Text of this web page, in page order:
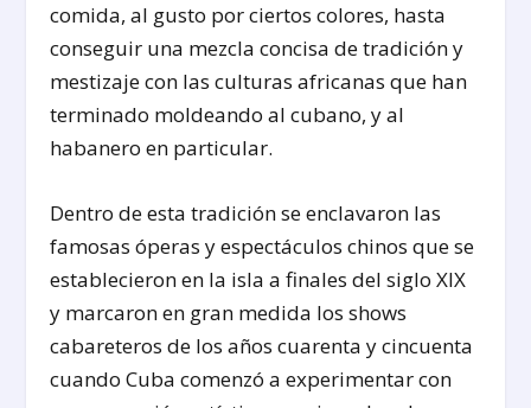
comida, al gusto por ciertos colores, hasta
conseguir una mezcla concisa de tradición y
mestizaje con las culturas africanas que han
terminado moldeando al cubano, y al
habanero en particular.
Dentro de esta tradición se enclavaron las
famosas óperas y espectáculos chinos que se
establecieron en la isla a finales del siglo XIX
y marcaron en gran medida los shows
cabareteros de los años cuarenta y cincuenta
cuando Cuba comenzó a experimentar con